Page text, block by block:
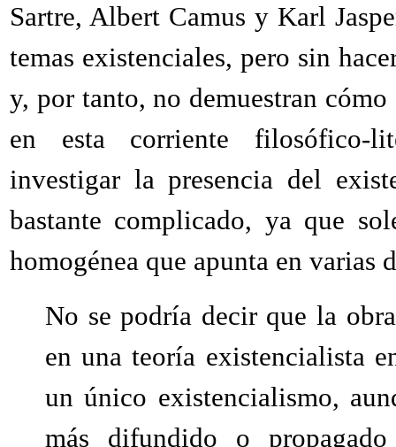
Sartre, Albert Camus y Karl
temas existenciales, pero sin
y, por tanto, no demuestran
en esta corriente filosófico-
investigar la presencia del
bastante complicado, ya que
homogénea que apunta en varias
No se podría decir que la
en una teoría existencialista
un único existencialismo,
más difundido o